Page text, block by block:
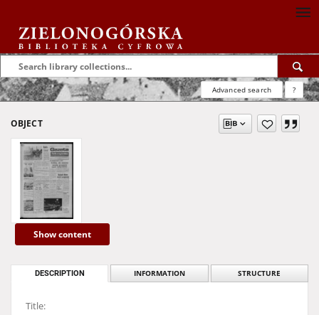
Advanced search ?
OBJECT
Show content
DESCRIPTION INFORMATION STRUCTURE
Title: